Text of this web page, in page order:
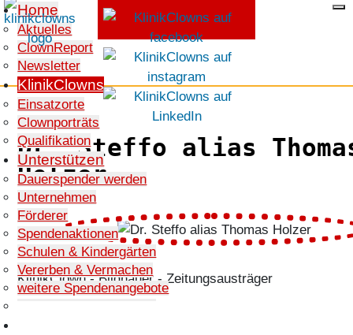
SPENDEN
Home
Aktuelles
ClownReport
Newsletter
KlinikClowns
Einsatzorte
Clownporträts
Qualifikation
Unterstützen
Dauerspender werden
Unternehmen
Förderer
Spendenaktionen
Schulen & Kindergärten
Vererben & Vermachen
weitere Spendenangebote
Dr. Steffo alias
Holzer
KlinikClown - Bildhauer - Zeitungsausträger